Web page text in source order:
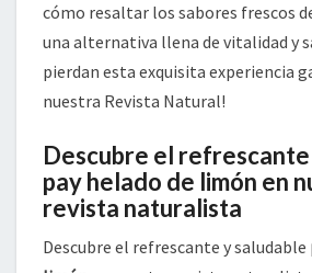
cómo resaltar los sabores frescos
una alternativa llena de vitalidad y
pierdan esta exquisita experiencia
nuestra Revista Natural!
Descubre el
pay helado de limón en
revista naturalista
Descubre el refrescante y saludable